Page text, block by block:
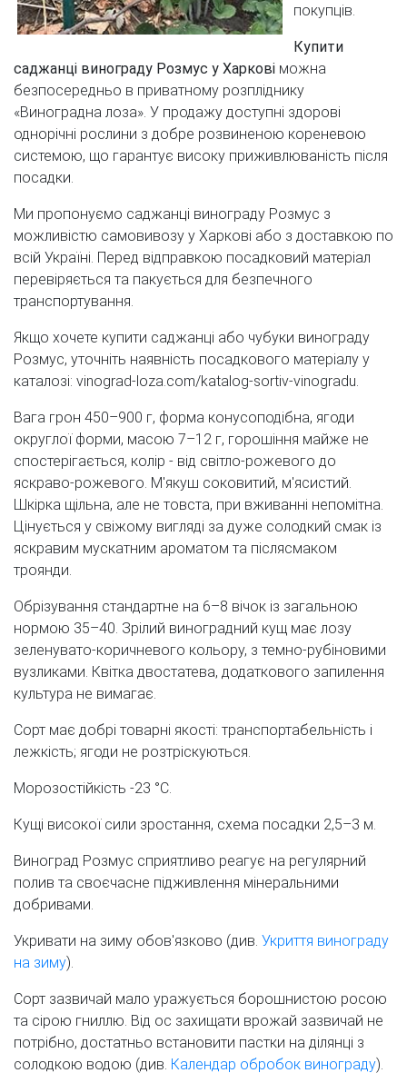
покупців.
Купити
саджанці винограду Розмус у Харкові можна
безпосередньо в приватному розпліднику
«Виноградна лоза». У продажу доступні здорові
однорічні рослини з добре розвиненою кореневою
системою, що гарантує високу приживлюваність після
посадки.
Ми пропонуємо саджанці винограду Розмус з
можливістю самовивозу у Харкові або з доставкою по
всій Україні. Перед відправкою посадковий матеріал
перевіряється та пакується для безпечного
транспортування.
Якщо хочете купити саджанці або чубуки винограду
Розмус, уточніть наявність посадкового матеріалу у
каталозі: vinograd-loza.com/katalog-sortiv-vinogradu.
Вага грон 450–900 г, форма конусоподібна, ягоди
округлої форми, масою 7–12 г, горошіння майже не
спостерігається, колір - від світло-рожевого до
яскраво-рожевого. М'якуш соковитий, м'ясистий.
Шкірка щільна, але не товста, при вживанні непомітна.
Цінується у свіжому вигляді за дуже солодкий смак із
яскравим мускатним ароматом та післясмаком
троянди.
Обрізування стандартне на 6–8 вічок із загальною
нормою 35–40. Зрілий виноградний кущ має лозу
зеленувато-коричневого кольору, з темно-рубіновими
вузликами. Квітка двостатева, додаткового запилення
культура не вимагає.
Сорт має добрі товарні якості: транспортабельність і
лежкість; ягоди не розтріскуються.
Морозостійкість -23 °C.
Кущі високої сили зростання, схема посадки 2,5–3 м.
Виноград Розмус сприятливо реагує на регулярний
полив та своєчасне підживлення мінеральними
добривами.
Укривати на зиму обов'язково (див. Укриття винограду
на зиму).
Сорт зазвичай мало уражується борошнистою росою
та сірою гниллю. Від ос захищати врожай зазвичай не
потрібно, достатньо встановити пастки на ділянці з
солодкою водою (див. Календар обробок винограду).